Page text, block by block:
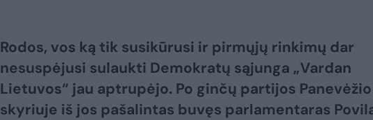
Rodos, vos ką tik susikūrusi ir pirmųjų rinkimų dar
nesuspėjusi sulaukti Demokratų sąjunga „Vardan
Lietuvos“ jau aptrupėjo. Po ginčų partijos Panevėžio
skyriuje iš jos pašalintas buvęs parlamentaras